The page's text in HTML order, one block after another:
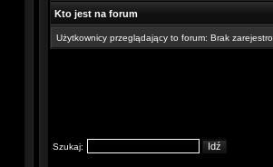
Kto jest na forum
Użytkownicy przeglądający to forum: Brak
Szukaj: